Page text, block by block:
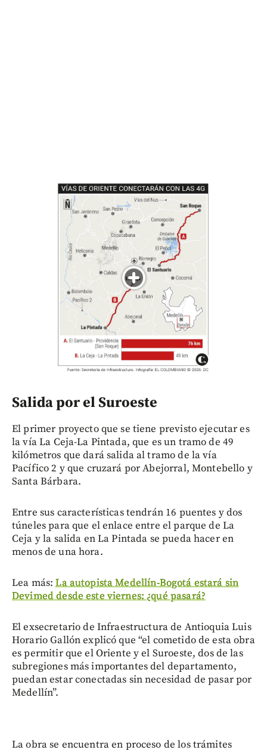
Salida por el Suroeste
El primer proyecto que se tiene previsto ejecutar es
la vía La Ceja-La Pintada, que es un tramo de 49
kilómetros que dará salida al tramo de la vía
Pacífico 2 y que cruzará por Abejorral, Montebello y
Santa Bárbara.
Entre sus características tendrán 16 puentes y dos
túneles para que el enlace entre el parque de La
Ceja y la salida en La Pintada se pueda hacer en
menos de una hora.
Lea más:La autopista Medellín-Bogotá estará sin
Devimed desde este viernes: ¿qué pasará?
El exsecretario de Infraestructura de Antioquia Luis
Horario Gallón explicó que “el cometido de esta obra
es permitir que el Oriente y el Suroeste, dos de las
subregiones más importantes del departamento,
puedan estar conectadas sin necesidad de pasar por
Medellín”.
La obra se encuentra en proceso de los trámites